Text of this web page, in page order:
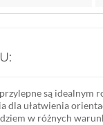
są idealnym
dla ułatwienia
w różnych